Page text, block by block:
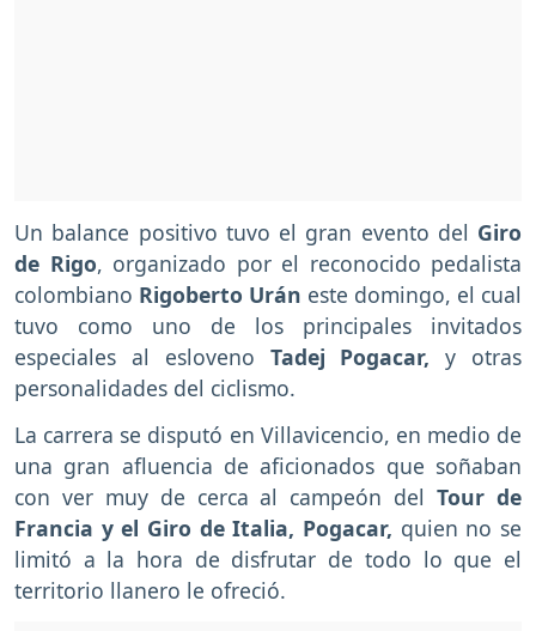
Un balance positivo tuvo el gran evento del Giro
de Rigo, organizado por el reconocido pedalista
colombiano Rigoberto Urán este domingo, el cual
tuvo como uno de los principales invitados
especiales al esloveno Tadej Pogacar, y otras
personalidades del ciclismo.
La carrera se disputó en Villavicencio, en medio de
una gran afluencia de aficionados que soñaban
con ver muy de cerca al campeón delTour de
Francia y el Giro de Italia, Pogacar, quien no se
limitó a la hora de disfrutar de todo lo que el
territorio llanero le ofreció.